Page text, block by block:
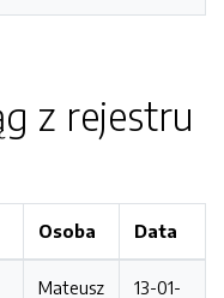
z rejestru
Osoba Data
Mateusz
13-01-